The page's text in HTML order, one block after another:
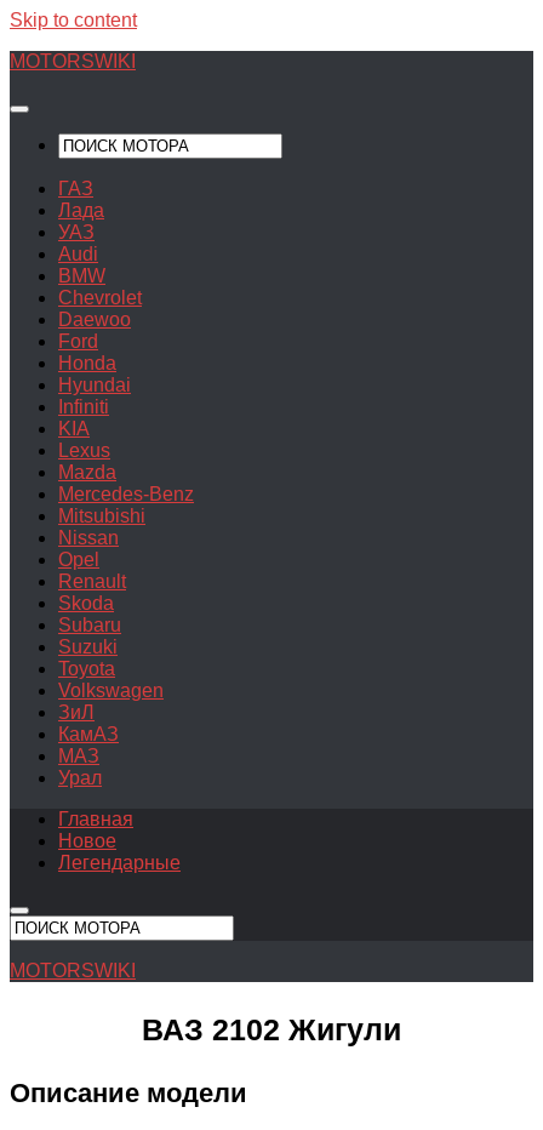
Skip to content
MOTORSWIKI
ГАЗ
Лада
УАЗ
Audi
BMW
Chevrolet
Daewoo
Ford
Honda
Hyundai
Infiniti
KIA
Lexus
Mazda
Mercedes-Benz
Mitsubishi
Nissan
Opel
Renault
Skoda
Subaru
Suzuki
Toyota
Volkswagen
ЗиЛ
КамАЗ
МАЗ
Урал
Главная
Новое
Легендарные
MOTORSWIKI
ВАЗ 2102 Жигули
Описание модели